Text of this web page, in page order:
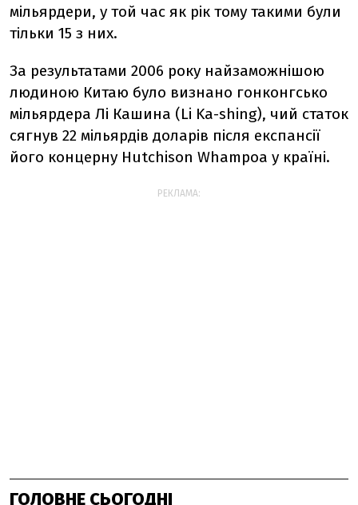
мільярдери, у той час як рік тому такими були
тільки 15 з них.
За результатами 2006 року найзаможнішою
людиною Китаю було визнано гонконгсько
мільярдера Лі Кашина (Li Ka-shing), чий статок
сягнув 22 мільярдів доларів після експансії
його концерну Hutchison Whampoa у країні.
РЕКЛАМА:
ГОЛОВНЕ СЬОГОДНІ